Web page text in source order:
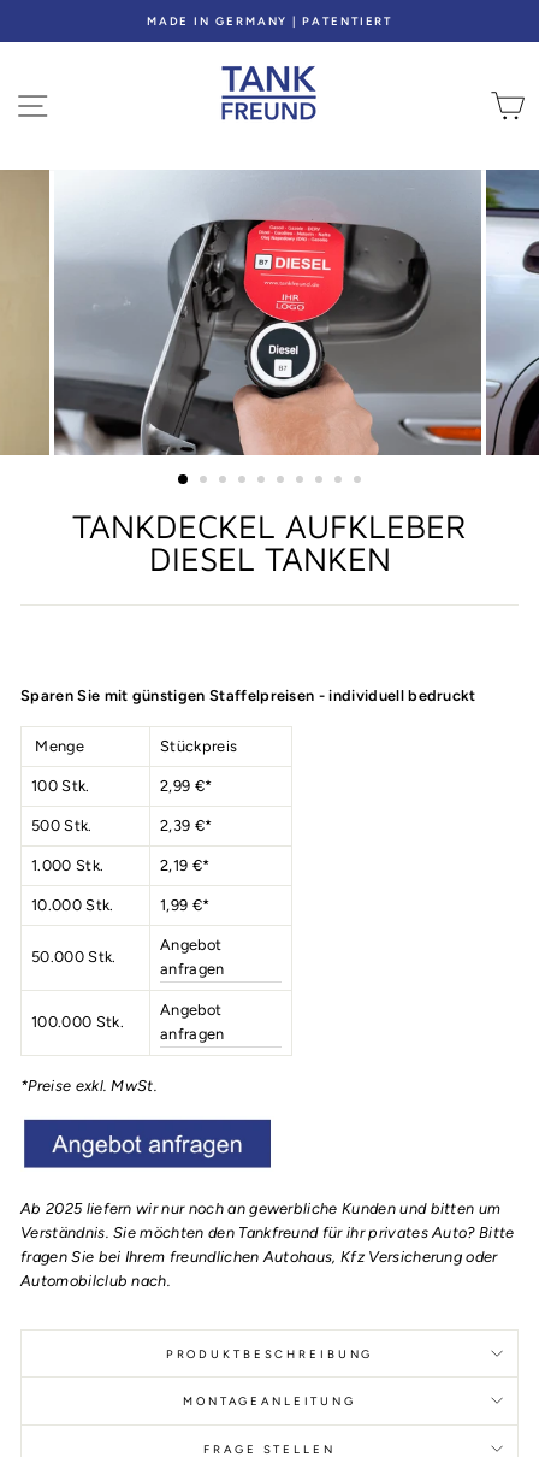
MADE IN GERMANY | PATENTIERT
SEITENNAVIGATION
TANKDECKEL AUFKLEBER
DIESEL TANKEN
Sparen Sie mit günstigen Staffelpreisen - individuell bedruckt
Menge Stückpreis
100 Stk. 2,99 €*
500 Stk. 2,39 €*
1.000 Stk. 2,19 €*
10.000 Stk. 1,99 €*
50.000 Stk.
Angebot
anfragen
100.000 Stk.
Angebot
anfragen
*Preise exkl. MwSt.
Ab 2025 liefern wir nur noch an gewerbliche Kunden und bitten um
Verständnis. Sie möchten den Tankfreund für ihr privates Auto? Bitte
fragen Sie bei Ihrem freundlichen Autohaus, Kfz Versicherung oder
Automobilclub nach.
PRODUKTBESCHREIBUNG
MONTAGEANLEITUNG
FRAGE STELLEN